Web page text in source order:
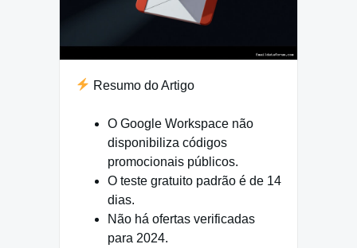
Resumo do Artigo
O Google Workspace não
disponibiliza códigos
promocionais públicos.
O teste gratuito padrão é de 14
dias.
Não há ofertas verificadas
para 2024.